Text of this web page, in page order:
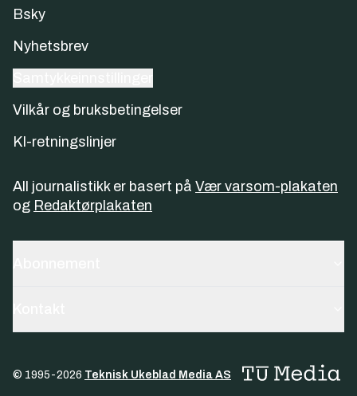
Bsky
Nyhetsbrev
Vilkår og bruksbetingelser
KI-retningslinjer
All journalistikk er basert på Vær varsom-plakaten
og Redaktørplakaten
© 1995-2026 Teknisk Ukeblad Media AS